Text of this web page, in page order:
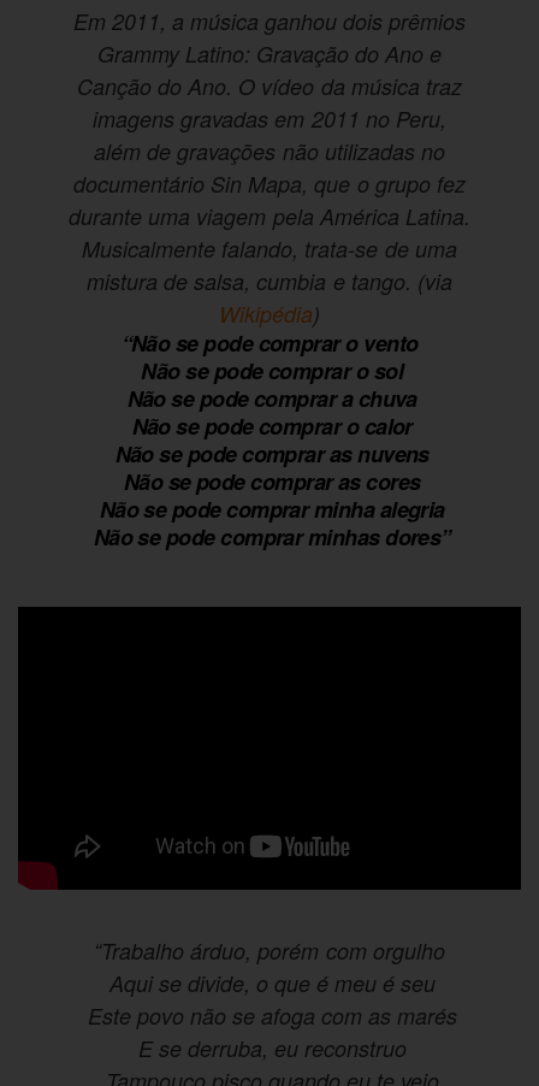
Em 2011, a música ganhou dois prêmios
Grammy Latino: Gravação do Ano e
Canção do Ano. O vídeo da música traz
imagens gravadas em 2011 no Peru,
além de gravações não utilizadas no
documentário Sin Mapa, que o grupo fez
durante uma viagem pela América Latina.
Musicalmente falando, trata-se de uma
mistura de salsa, cumbia e tango. (via
Wikipédia)
“Não se pode comprar o vento
Não se pode comprar o sol
Não se pode comprar a chuva
Não se pode comprar o calor
Não se pode comprar as nuvens
Não se pode comprar as cores
Não se pode comprar minha alegria
Não se pode comprar minhas dores”
“Trabalho árduo, porém com orgulho
Aqui se divide, o que é meu é seu
Este povo não se afoga com as marés
E se derruba, eu reconstruo